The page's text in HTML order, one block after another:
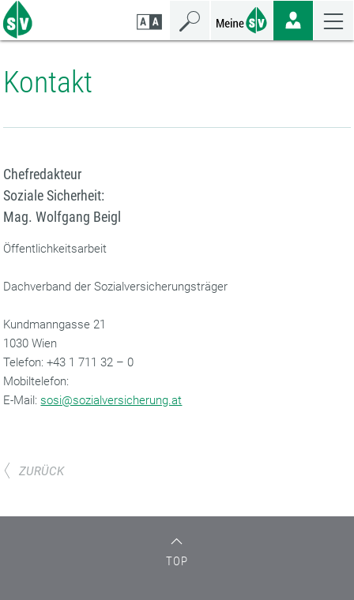
Zum
Seiteninhalt
springen
Zur
Navigation
springen
Zur
Mobilen
Navigation
springen
Kontakt
Chefredakteur
Soziale Sicherheit:
Mag. Wolfgang Beigl
Öffentlichkeitsarbeit
Dachverband der Sozialversicherungsträger
Kundmanngasse 21
1030 Wien
‌Telefon: +43 1 711 32 – 0
Mobiltelefon:
‌E-Mail: sosi@sozialversicherung.at
ZURÜCK
TOP